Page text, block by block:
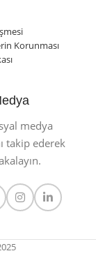
Korunması
medya
takip ederek